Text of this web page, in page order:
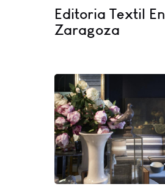
Editoria Textil En
Zaragoza